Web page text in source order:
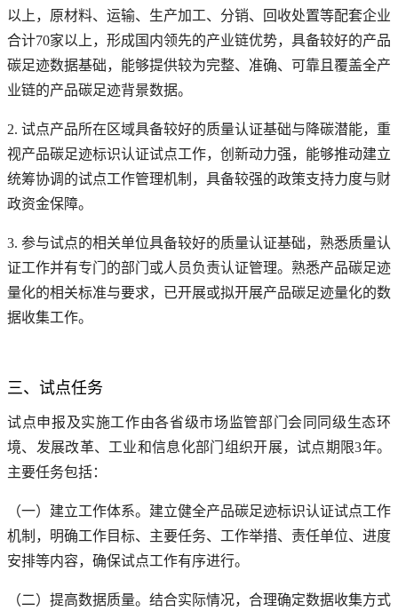
以上，原材料、运输、生产加工、分销、回收处置等配套企业
合计70家以上，形成国内领先的产业链优势，具备较好的产品
碳足迹数据基础，能够提供较为完整、准确、可靠且覆盖全产
业链的产品碳足迹背景数据。
2. 试点产品所在区域具备较好的质量认证基础与降碳潜能，重
视产品碳足迹标识认证试点工作，创新动力强，能够推动建立
统筹协调的试点工作管理机制，具备较强的政策支持力度与财
政资金保障。
3. 参与试点的相关单位具备较好的质量认证基础，熟悉质量认
证工作并有专门的部门或人员负责认证管理。熟悉产品碳足迹
量化的相关标准与要求，已开展或拟开展产品碳足迹量化的数
据收集工作。
三、试点任务
试点申报及实施工作由各省级市场监管部门会同同级生态环
境、发展改革、工业和信息化部门组织开展，试点期限3年。
主要任务包括：
（一）建立工作体系。建立健全产品碳足迹标识认证试点工作
机制，明确工作目标、主要任务、工作举措、责任单位、进度
安排等内容，确保试点工作有序进行。
（二）提高数据质量。结合实际情况，合理确定数据收集方式